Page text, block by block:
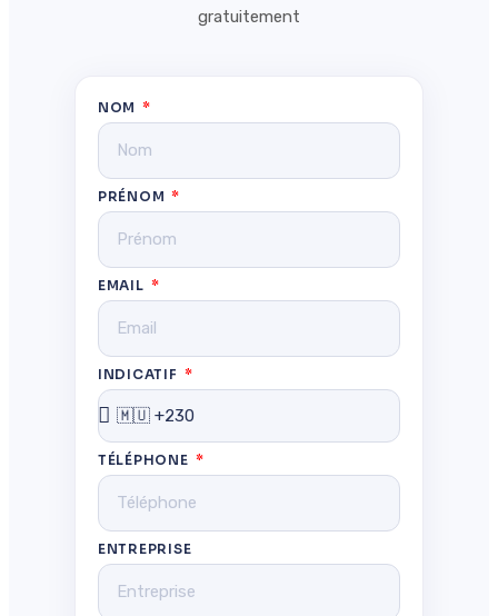
gratuitement
NOM
PRÉNOM
EMAIL
INDICATIF
TÉLÉPHONE
ENTREPRISE